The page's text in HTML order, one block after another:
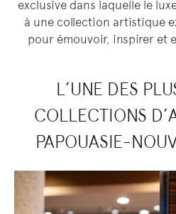
exclusive dans laquelle le
à une collection artistique
pour émouvoir, inspirer et
L’UNE DES
COLLECTIONS
PAPOUASIE-